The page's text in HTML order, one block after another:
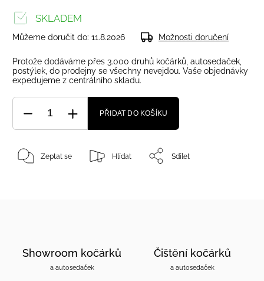
SKLADEM
Můžeme doručit do: 11.8.2026 Možnosti doručení
Protože dodáváme přes 3.000 druhů kočárků, autosedaček,
postýlek, do prodejny se všechny nevejdou. Vaše objednávky
expedujeme z centrálního skladu.
PŘIDAT DO KOŠÍKU
Zeptat se Hlídat Sdílet
Showroom kočárků
a autosedaček
Čištění kočárků
a autosedaček